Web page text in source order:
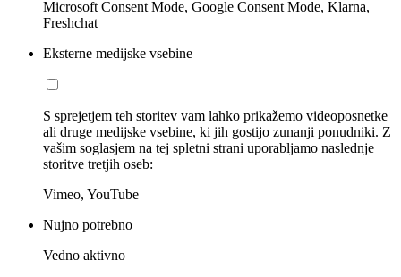
Microsoft Consent Mode, Google Consent Mode, Klarna,
Freshchat
Eksterne medijske vsebine
S sprejetjem teh storitev vam lahko prikažemo videoposnetke
ali druge medijske vsebine, ki jih gostijo zunanji ponudniki. Z
vašim soglasjem na tej spletni strani uporabljamo naslednje
storitve tretjih oseb:
Vimeo, YouTube
Nujno potrebno
Vedno aktivno